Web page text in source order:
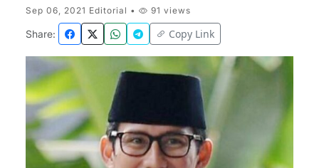
Sep 06, 2021 Editorial • 91 views
Share: Copy Link